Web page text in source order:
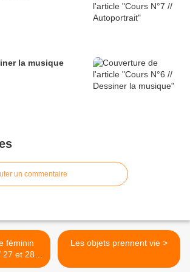
la musique
un commentaire
27 et 28
Les objets prennent vie >